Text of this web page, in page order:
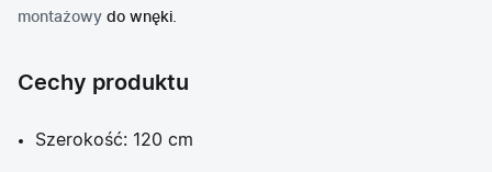
montażowy do wnęki.
Cechy produktu
Szerokość: 120 cm